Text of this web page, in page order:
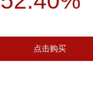
点击购买